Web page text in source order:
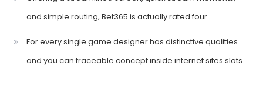
and simple routing, Bet365 is actually rated four
For every single game designer has distinctive qualities
and you can traceable concept inside internet sites slots